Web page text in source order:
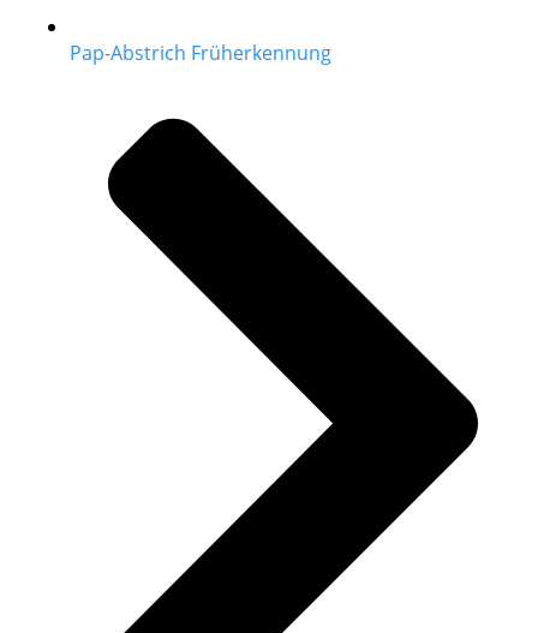
Pap-Abstrich Früherkennung